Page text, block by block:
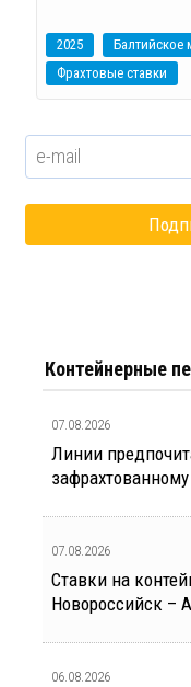
2025 Балтийское
Фрахтовые ставки
Контейнерные
07.08.2026
Линии
зафрахтованному
07.08.2026
Ставки на
Новороссийск –
06.08.2026